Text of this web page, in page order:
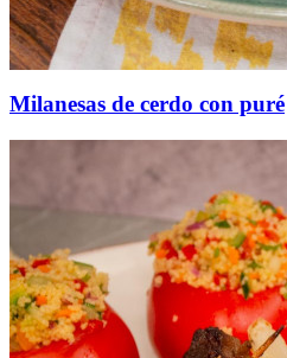
Milanesas de cerdo con puré